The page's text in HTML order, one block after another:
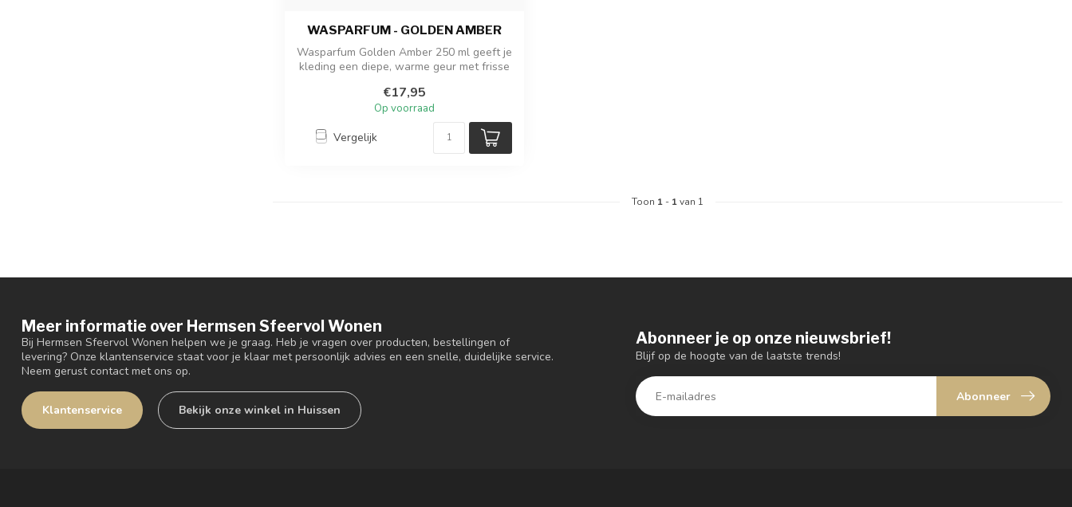
WASPARFUM - GOLDEN AMBER
Wasparfum Golden Amber 250 ml geeft je
kleding een diepe, warme geur met frisse
€17,95
Op voorraad
Vergelijk
Toon 1 - 1van 1
Meer informatie over Hermsen Sfeervol Wonen
Bij Hermsen Sfeervol Wonen helpen we je graag. Heb je vragen over producten, bestellingen of
levering? Onze klantenservice staat voor je klaar met persoonlijk advies en een snelle, duidelijke service.
Neem gerust contact met ons op.
Klantenservice Bekijk onze winkel in Huissen
Abonneer je op onze nieuwsbrief!
Blijf op de hoogte van de laatste trends!
Abonneer